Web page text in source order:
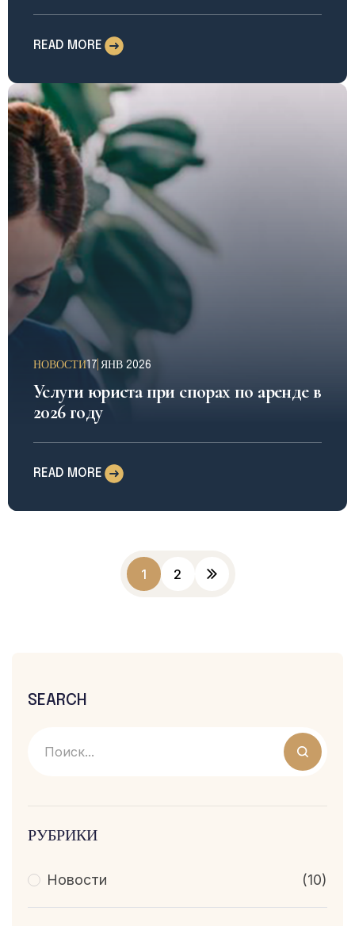
READ MORE
НОВОСТИ17 ЯНВ 2026
Услуги юриста при спорах по аренде в
2026 году
READ MORE
1 2
SEARCH
РУБРИКИ
Новости (10)